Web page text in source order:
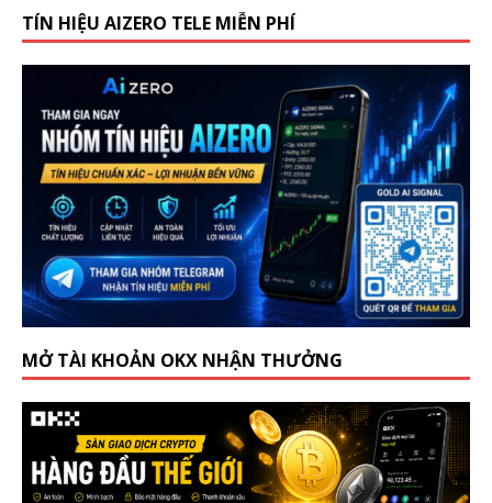
TÍN HIỆU AIZERO TELE MIỄN PHÍ
MỞ TÀI KHOẢN OKX NHẬN THƯỞNG